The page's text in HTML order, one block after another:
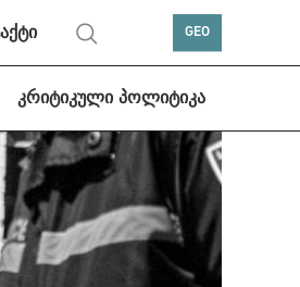
GEO
კრიტიკული პოლიტიკა